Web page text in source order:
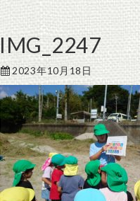
IMG_2247
2023年10月18日